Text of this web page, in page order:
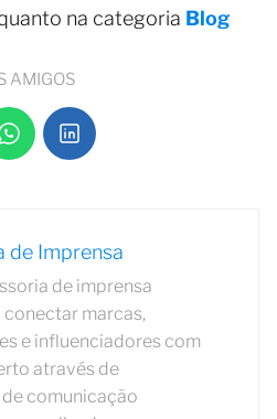
na categoria Blog
AMIGOS
de Imprensa
de imprensa
conectar marcas,
e influenciadores com
através de
comunicação